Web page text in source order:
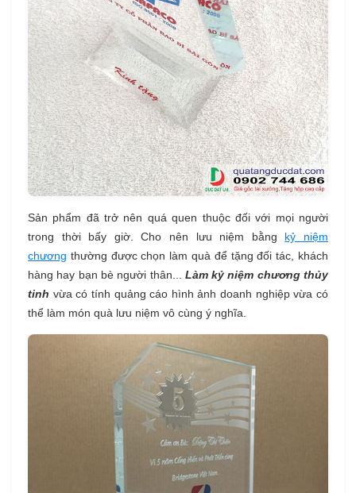
Sản phẩm đã trở nên quá quen thuộc đối với mọi người
trong thời bấy giờ. Cho nên lưu niệm bằng kỷ niệm
chương thường được chọn làm quà để tặng đối tác, khách
hàng hay bạn bè người thân... Làm kỷ niệm chương thủy
tinh vừa có tính quảng cáo hình ảnh doanh nghiệp vừa có
thể làm món quà lưu niệm vô cùng ý nghĩa.